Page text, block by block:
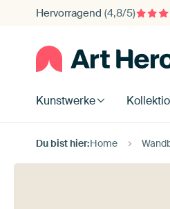
Hervorragend (4,8/5)
Kunstwerke
Du bist hier:Home